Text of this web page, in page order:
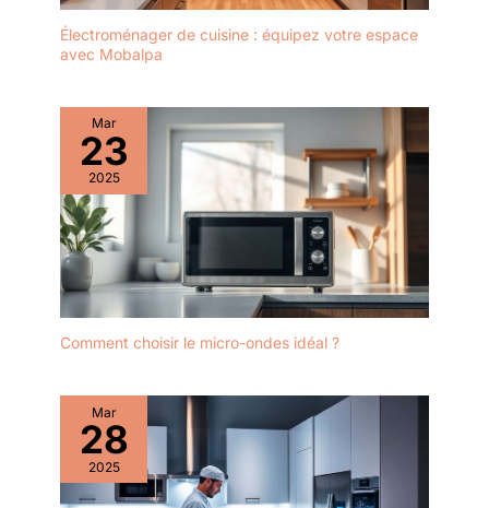
Électroménager de cuisine : équipez votre espace
avec Mobalpa
Mar
23
2025
Comment choisir le micro-ondes idéal ?
Mar
28
2025